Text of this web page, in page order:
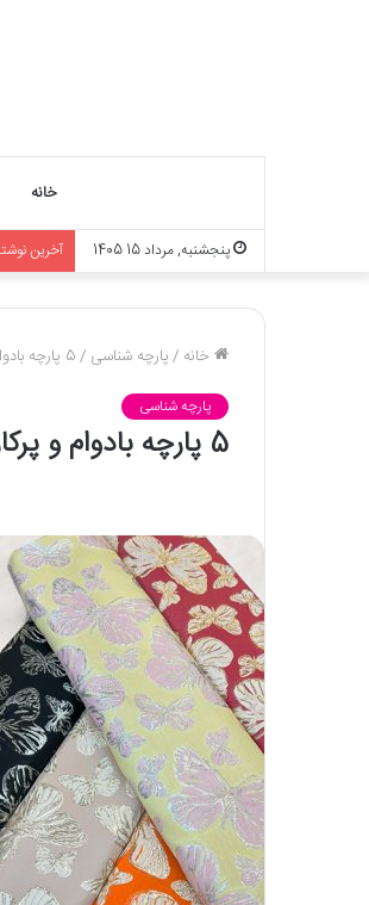
خانه
پنجشنبه, مرداد 15 1405 آخرین
خانه /پارچه شناسی /5 پارچه ‌بادوام و پرکاربرد در صنعت مد را بشناسید
پارچه شناسی
5 پارچه ‌بادوام و پرکاربرد در صنعت مد را بشناسید